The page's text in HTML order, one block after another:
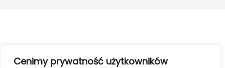
Cenimy prywatność użytkowników